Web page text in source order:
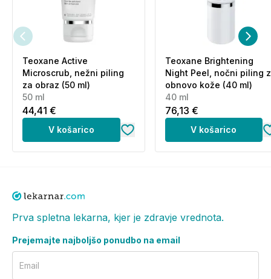
Teoxane Active
Microscrub, nežni piling
za obraz (50 ml)
50 ml
44,41 €
V košarico
Teoxane Brightening
Night Peel, nočni piling
obnovo kože (40 ml)
40 ml
76,13 €
V košarico
Prva spletna lekarna, kjer je zdravje vrednota.
Prejemajte najboljšo ponudbo na email
Email